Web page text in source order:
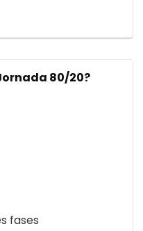
80/20?
fases